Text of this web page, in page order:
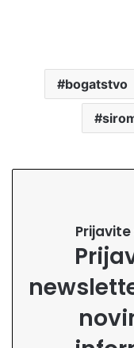
bogatstvo